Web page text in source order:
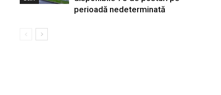
perioadă nedeterminată